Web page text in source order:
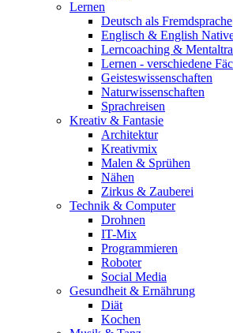
Lernen
Deutsch als Fremdsprache
Englisch & English
Lerncoaching &
Lernen - verschiedene
Geisteswissenschaften
Naturwissenschaften
Sprachreisen
Kreativ & Fantasie
Architektur
Kreativmix
Malen & Sprühen
Nähen
Zirkus & Zauberei
Technik & Computer
Drohnen
IT-Mix
Programmieren
Roboter
Social Media
Gesundheit & Ernährung
Diät
Kochen